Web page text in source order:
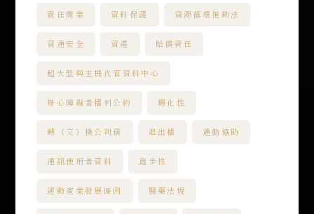
責任商業 資料保護 資源循環推動法
資通安全 資遣 賠償責任
超大型與主機代管資料中心
身心障礙者權利公約 轉化性
轉（交）換公司債 退出權 通勤協助
通訊使用者資料 進步性
運動產業發展條例 醫藥法規